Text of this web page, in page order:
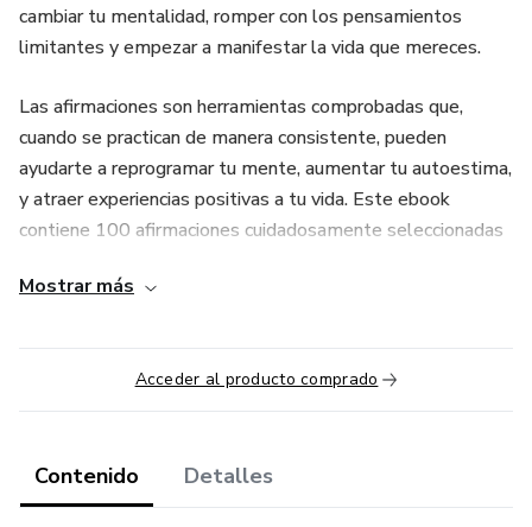
cambiar tu mentalidad, romper con los pensamientos
limitantes y empezar a manifestar la vida que mereces.
Las afirmaciones son herramientas comprobadas que,
cuando se practican de manera consistente, pueden
ayudarte a reprogramar tu mente, aumentar tu autoestima,
y atraer experiencias positivas a tu vida. Este ebook
contiene 100 afirmaciones cuidadosamente seleccionadas
éxito, salud, relaciones y mucho más.
¿Qué encontrarás en este ebook?
Afirmaciones diarias para incorporar en tu rutina.
Técnicas de visualización para amplificar los resultados.
Mostrar más
Acceder al producto comprado
Contenido Detalles